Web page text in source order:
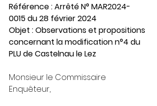
Référence : Arrêté N° MAR2024-
0015 du 28 février 2024
Objet : Observations et propositions
concernant la modification n°4 du
PLU de Castelnau le Lez
Monsieur le Commissaire
Enquêteur,